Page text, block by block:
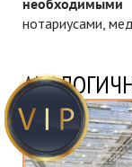
нотариусами,